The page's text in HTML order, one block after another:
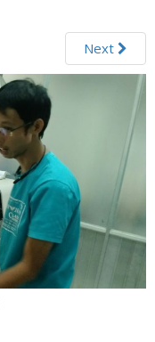
a
i
a
t
i
o
Next